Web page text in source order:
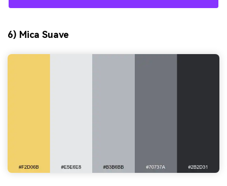
6) Mica Suave